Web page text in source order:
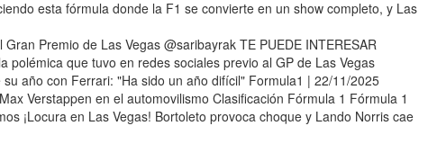
esta fórmula donde la F1 se convierte en un show completo, y Las
Premio de Las Vegas @saribayrak TE PUEDE INTERESAR
polémica que tuvo en redes sociales previo al GP de Las Vegas
año con Ferrari: "Ha sido un año difícil" Formula1 | 22/11/2025
Verstappen en el automovilismo Clasificación Fórmula 1 Fórmula 1
¡Locura en Las Vegas! Bortoleto provoca choque y Lando Norris cae